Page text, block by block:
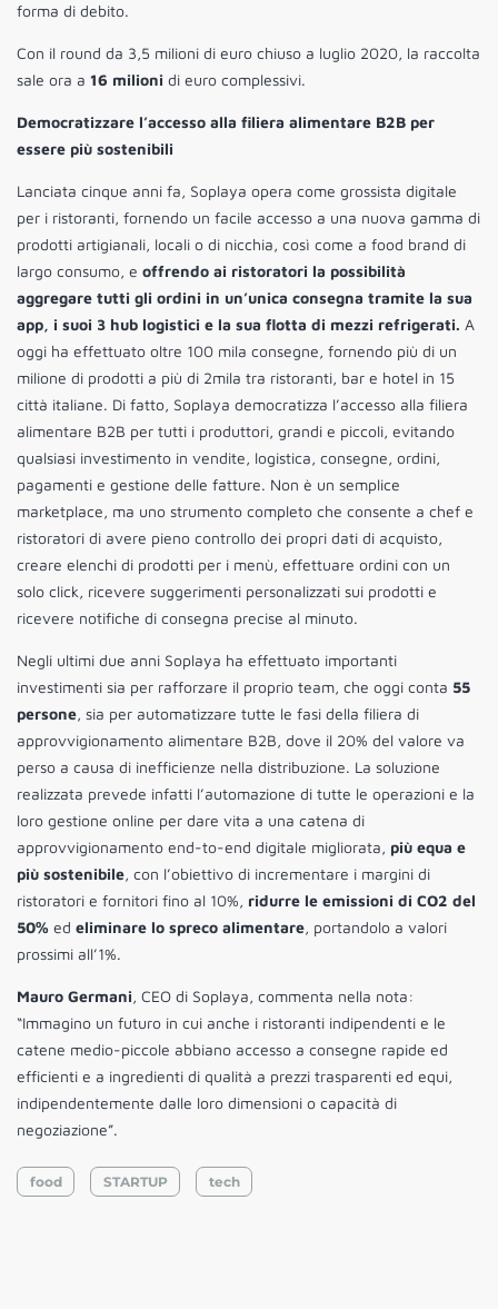
forma di debito.
Con il round da 3,5 milioni di euro chiuso a luglio 2020, la raccolta
sale ora a 16 milioni di euro complessivi.
Democratizzare l’accesso alla filiera alimentare B2B per
essere più sostenibili
Lanciata cinque anni fa, Soplaya opera come grossista digitale
per i ristoranti, fornendo un facile accesso a una nuova gamma di
prodotti artigianali, locali o di nicchia, così come a food brand di
largo consumo, e offrendo ai ristoratori la possibilità
aggregare tutti gli ordini in un’unica consegna tramite la sua
app, i suoi 3 hub logistici e la sua flotta di mezzi refrigerati. A
oggi ha effettuato oltre 100 mila consegne, fornendo più di un
milione di prodotti a più di 2mila tra ristoranti, bar e hotel in 15
città italiane. Di fatto, Soplaya democratizza l’accesso alla filiera
alimentare B2B per tutti i produttori, grandi e piccoli, evitando
qualsiasi investimento in vendite, logistica, consegne, ordini,
pagamenti e gestione delle fatture. Non è un semplice
marketplace, ma uno strumento completo che consente a chef e
ristoratori di avere pieno controllo dei propri dati di acquisto,
creare elenchi di prodotti per i menù, effettuare ordini con un
solo click, ricevere suggerimenti personalizzati sui prodotti e
ricevere notifiche di consegna precise al minuto.
Negli ultimi due anni Soplaya ha effettuato importanti
investimenti sia per rafforzare il proprio team, che oggi conta 55
persone, sia per automatizzare tutte le fasi della filiera di
approvvigionamento alimentare B2B, dove il 20% del valore va
perso a causa di inefficienze nella distribuzione. La soluzione
realizzata prevede infatti l’automazione di tutte le operazioni e la
loro gestione online per dare vita a una catena di
approvvigionamento end-to-end digitale migliorata, più equa e
più sostenibile, con l’obiettivo di incrementare i margini di
ristoratori e fornitori fino al 10%, ridurre le emissioni di CO2 del
50% ed eliminare lo spreco alimentare, portandolo a valori
prossimi all’1%.
Mauro Germani, CEO di Soplaya, commenta nella nota:
“Immagino un futuro in cui anche i ristoranti indipendenti e le
catene medio-piccole abbiano accesso a consegne rapide ed
efficienti e a ingredienti di qualità a prezzi trasparenti ed equi,
indipendentemente dalle loro dimensioni o capacità di
negoziazione”.
food STARTUP tech